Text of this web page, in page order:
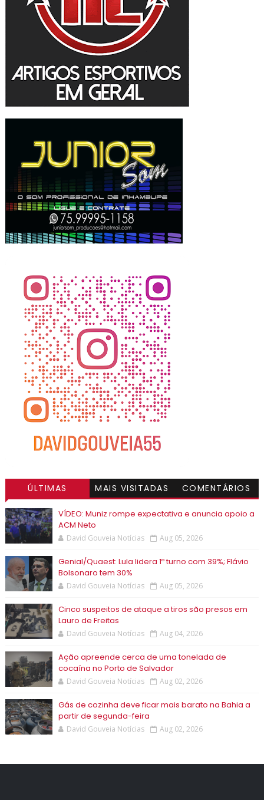
ÚLTIMAS MAIS VISITADAS COMENTÁRIOS
VÍDEO: Muniz rompe expectativa e anuncia apoio a
ACM Neto
David Gouveia Notícias Aug 05, 2026
Genial/Quaest: Lula lidera 1º turno com 39%; Flávio
Bolsonaro tem 30%
David Gouveia Notícias Aug 05, 2026
Cinco suspeitos de ataque a tiros são presos em
Lauro de Freitas
David Gouveia Notícias Aug 04, 2026
Ação apreende cerca de uma tonelada de
cocaína no Porto de Salvador
David Gouveia Notícias Aug 02, 2026
Gás de cozinha deve ficar mais barato na Bahia a
partir de segunda-feira
David Gouveia Notícias Aug 02, 2026